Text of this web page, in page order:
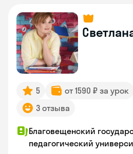
5 от 1590 ₽ за урок
3 отзыва
Благовещенский
педагогический